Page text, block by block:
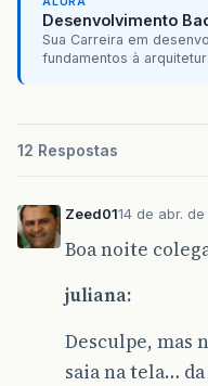
Desenvolvimento
Sua Carreira em
fundamentos à
12 Respostas
Zeed0114 de abr.
Boa noite
juliana:
Desculpe, mas
saia na tela…